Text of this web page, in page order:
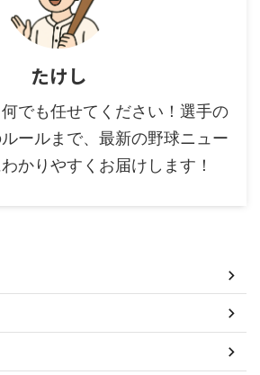
たけし
でも任せてください！選手の
ールまで、最新の野球ニュー
かりやすくお届けします！